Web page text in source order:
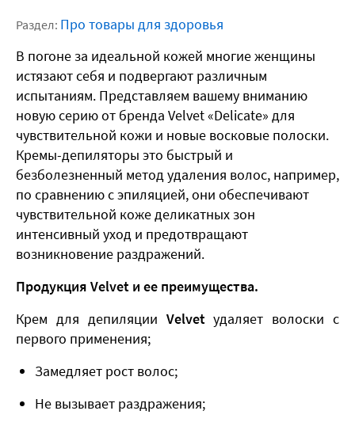
Раздел: Про товары для здоровья
В погоне за идеальной кожей многие женщины
истязают себя и подвергают различным
испытаниям. Представляем вашему вниманию
новую серию от бренда Velvet «Delicate» для
чувствительной кожи и новые восковые полоски.
Кремы-депиляторы это быстрый и
безболезненный метод удаления волос, например,
по сравнению с эпиляцией, они обеспечивают
чувствительной коже деликатных зон
интенсивный уход и предотвращают
возникновение раздражений.
Продукция Velvet и ее преимущества.
Крем для депиляции Velvetудаляет волоски с
первого применения;
Замедляет рост волос;
Не вызывает раздражения;